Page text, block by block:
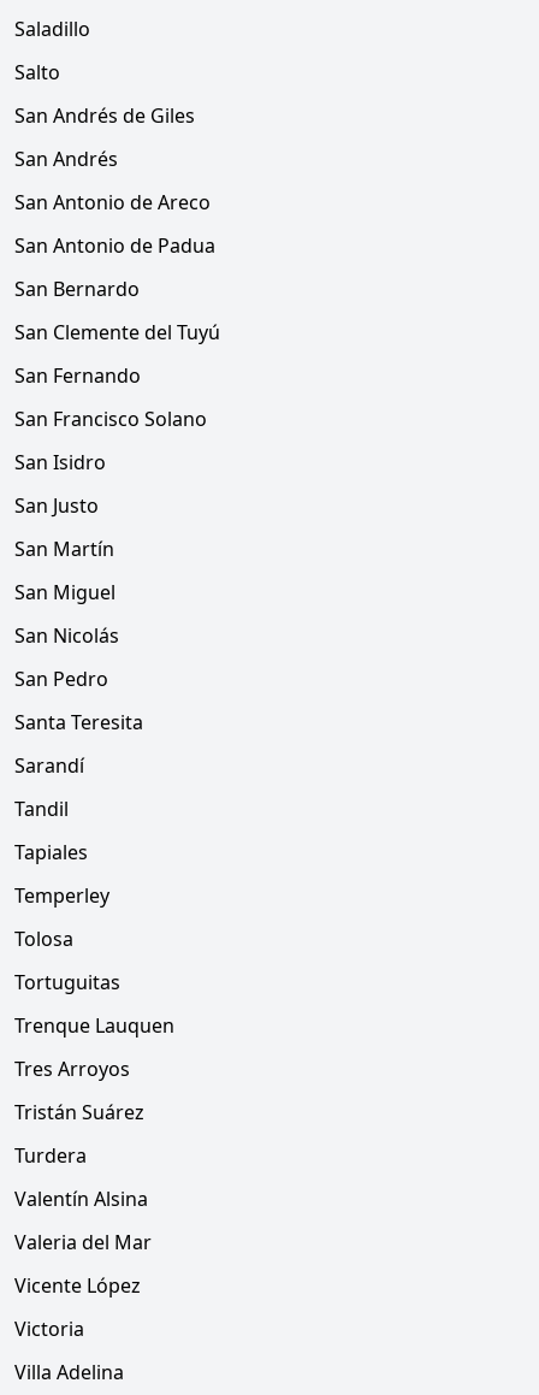
Saladillo
Salto
San Andrés de Giles
San Andrés
San Antonio de Areco
San Antonio de Padua
San Bernardo
San Clemente del Tuyú
San Fernando
San Francisco Solano
San Isidro
San Justo
San Martín
San Miguel
San Nicolás
San Pedro
Santa Teresita
Sarandí
Tandil
Tapiales
Temperley
Tolosa
Tortuguitas
Trenque Lauquen
Tres Arroyos
Tristán Suárez
Turdera
Valentín Alsina
Valeria del Mar
Vicente López
Victoria
Villa Adelina